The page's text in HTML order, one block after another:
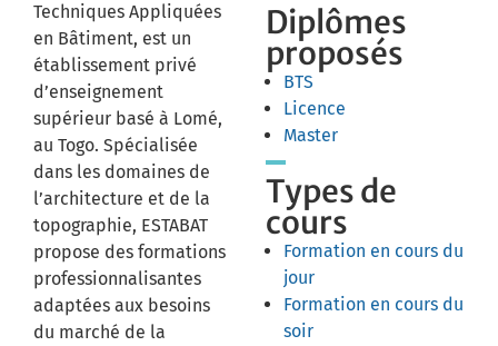
Techniques Appliquées
en Bâtiment, est un
établissement privé
d’enseignement
supérieur basé à Lomé,
au Togo. Spécialisée
dans les domaines de
l’architecture et de la
topographie, ESTABAT
propose des formations
professionnalisantes
adaptées aux besoins
du marché de la
Diplômes
proposés
BTS
Licence
Master
Types de
cours
Formation en cours du
jour
Formation en cours du
soir